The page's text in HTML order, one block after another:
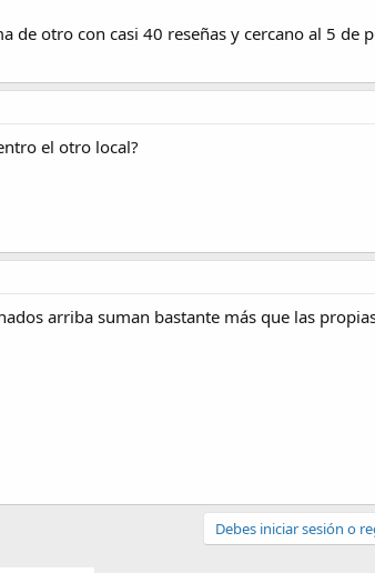
de otro con casi 40 reseñas y cercano al 5 de
el otro local?
arriba suman bastante más que las
Debes iniciar sesión o